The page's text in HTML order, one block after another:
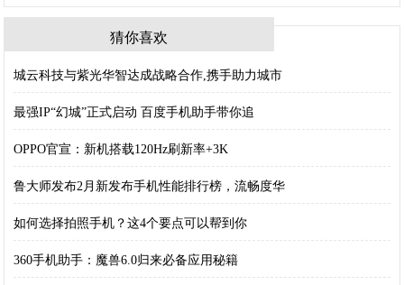
猜你喜欢
城云科技与紫光华智达成战略合作,携手助力城市
最强IP“幻城”正式启动 百度手机助手带你追
OPPO官宣：新机搭载120Hz刷新率+3K
鲁大师发布2月新发布手机性能排行榜，流畅度华
如何选择拍照手机？这4个要点可以帮到你
360手机助手：魔兽6.0归来必备应用秘籍